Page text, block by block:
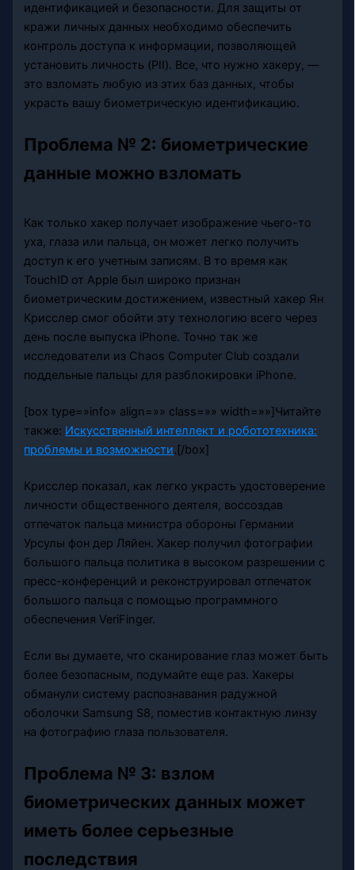
идентификацией и безопасности. Для защиты от
кражи личных данных необходимо обеспечить
контроль доступа к информации, позволяющей
установить личность (PII). Все, что нужно хакеру, —
это взломать любую из этих баз данных, чтобы
украсть вашу биометрическую идентификацию.
Проблема № 2: биометрические
данные можно взломать
Как только хакер получает изображение чьего-то
уха, глаза или пальца, он может легко получить
доступ к его учетным записям. В то время как
TouchID от Apple был широко признан
биометрическим достижением, известный хакер Ян
Крисслер смог обойти эту технологию всего через
день после выпуска iPhone. Точно так же
исследователи из Chaos Computer Club создали
поддельные пальцы для разблокировки iPhone.
[box type=»info» align=»» class=»» width=»»]Читайте
также: Искусственный интеллект и робототехника:
проблемы и возможности.[/box]
Крисслер показал, как легко украсть удостоверение
личности общественного деятеля, воссоздав
отпечаток пальца министра обороны Германии
Урсулы фон дер Ляйен. Хакер получил фотографии
большого пальца политика в высоком разрешении с
пресс-конференций и реконструировал отпечаток
большого пальца с помощью программного
обеспечения VeriFinger.
Если вы думаете, что сканирование глаз может быть
более безопасным, подумайте еще раз. Хакеры
обманули систему распознавания радужной
оболочки Samsung S8, поместив контактную линзу
на фотографию глаза пользователя.
Проблема № 3: взлом
биометрических данных может
иметь более серьезные
последствия